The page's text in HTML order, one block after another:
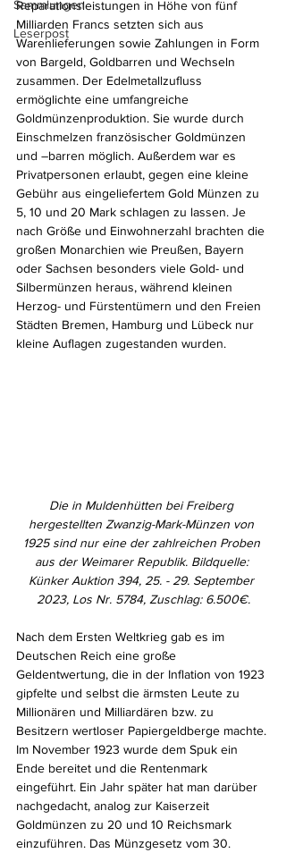
Sammlungen
Leserpost
Reparationsleistungen in Höhe von fünf
Milliarden Francs setzten sich aus
Warenlieferungen sowie Zahlungen in Form
von Bargeld, Goldbarren und Wechseln
zusammen. Der Edelmetallzufluss
ermöglichte eine umfangreiche
Goldmünzenproduktion. Sie wurde durch
Einschmelzen französischer Goldmünzen
und –barren möglich. Außerdem war es
Privatpersonen erlaubt, gegen eine kleine
Gebühr aus eingeliefertem Gold Münzen zu
5, 10 und 20 Mark schlagen zu lassen. Je
nach Größe und Einwohnerzahl brachten die
großen Monarchien wie Preußen, Bayern
oder Sachsen besonders viele Gold- und
Silbermünzen heraus, während kleinen
Herzog- und Fürstentümern und den Freien
Städten Bremen, Hamburg und Lübeck nur
kleine Auflagen zugestanden wurden.
Die in Muldenhütten bei Freiberg
hergestellten Zwanzig-Mark-Münzen von
1925 sind nur eine der zahlreichen Proben
aus der Weimarer Republik. Bildquelle:
Künker Auktion 394, 25. - 29. September
2023, Los Nr. 5784, Zuschlag: 6.500€.
Nach dem Ersten Weltkrieg gab es im
Deutschen Reich eine große
Geldentwertung, die in der Inflation von 1923
gipfelte und selbst die ärmsten Leute zu
Millionären und Milliardären bzw. zu
Besitzern wertloser Papiergeldberge machte.
Im November 1923 wurde dem Spuk ein
Ende bereitet und die Rentenmark
eingeführt. Ein Jahr später hat man darüber
nachgedacht, analog zur Kaiserzeit
Goldmünzen zu 20 und 10 Reichsmark
einzuführen. Das Münzgesetz vom 30.